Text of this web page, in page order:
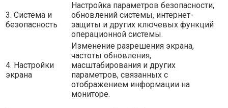
3. Система и
безопасность
Настройка параметров безопасности,
обновлений системы, интернет-
защиты и других ключевых функций
операционной системы.
4. Настройки
экрана
Изменение разрешения экрана,
частоты обновления,
масштабирования и других
параметров, связанных с
отображением информации на
мониторе.